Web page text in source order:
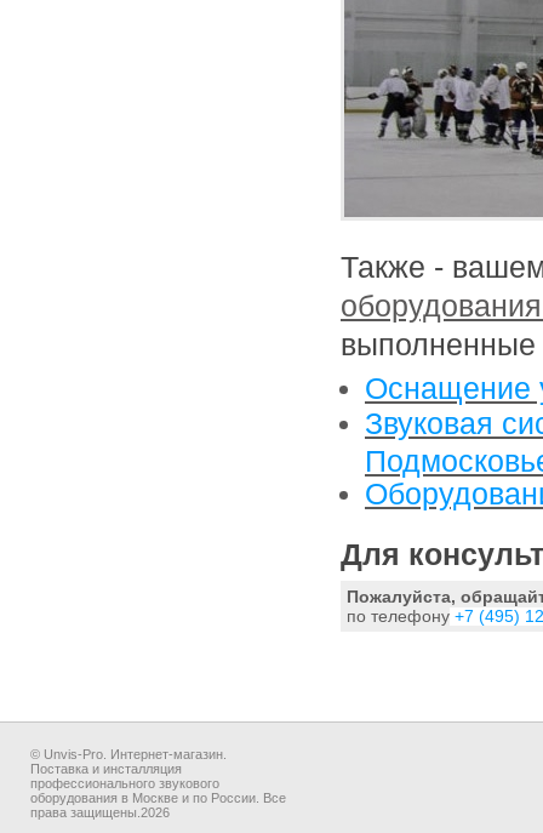
Также -
Оснащение
Звуковая
Для
Пожалуйста,
по телефону +7 (495)
© Unvis-Pro. Интернет-магазин.
Поставка и инсталляция
профессионального звукового
оборудования в Москве и по России. Все
права защищены.2026